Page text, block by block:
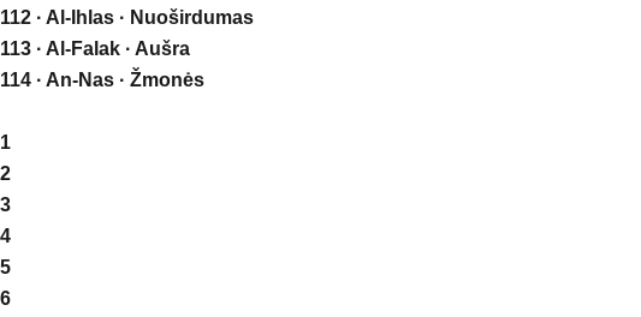
112 · Al-Ihlas · Nuoširdumas
113 · Al-Falak · Aušra
114 · An-Nas · Žmonės
1
2
3
4
5
6